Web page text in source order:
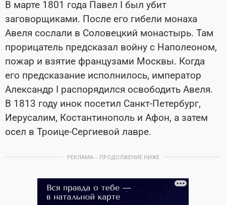
В марте 1801 года Павел I был убит
заговорщиками. После его гибели монаха
Авеля сослали в Соловецкий монастырь. Там
прорицатель предсказал войну с Наполеоном,
пожар и взятие французами Москвы. Когда
его предсказание исполнилось, император
Александр I распорядился освободить Авеля.
В 1813 году инок посетил Санкт-Петербург,
Иерусалим, Костантинополь и Афон, а затем
осел в Троице-Сергиевой лавре.
РЕКЛАМА – ПРОДОЛЖЕНИЕ НИЖЕ